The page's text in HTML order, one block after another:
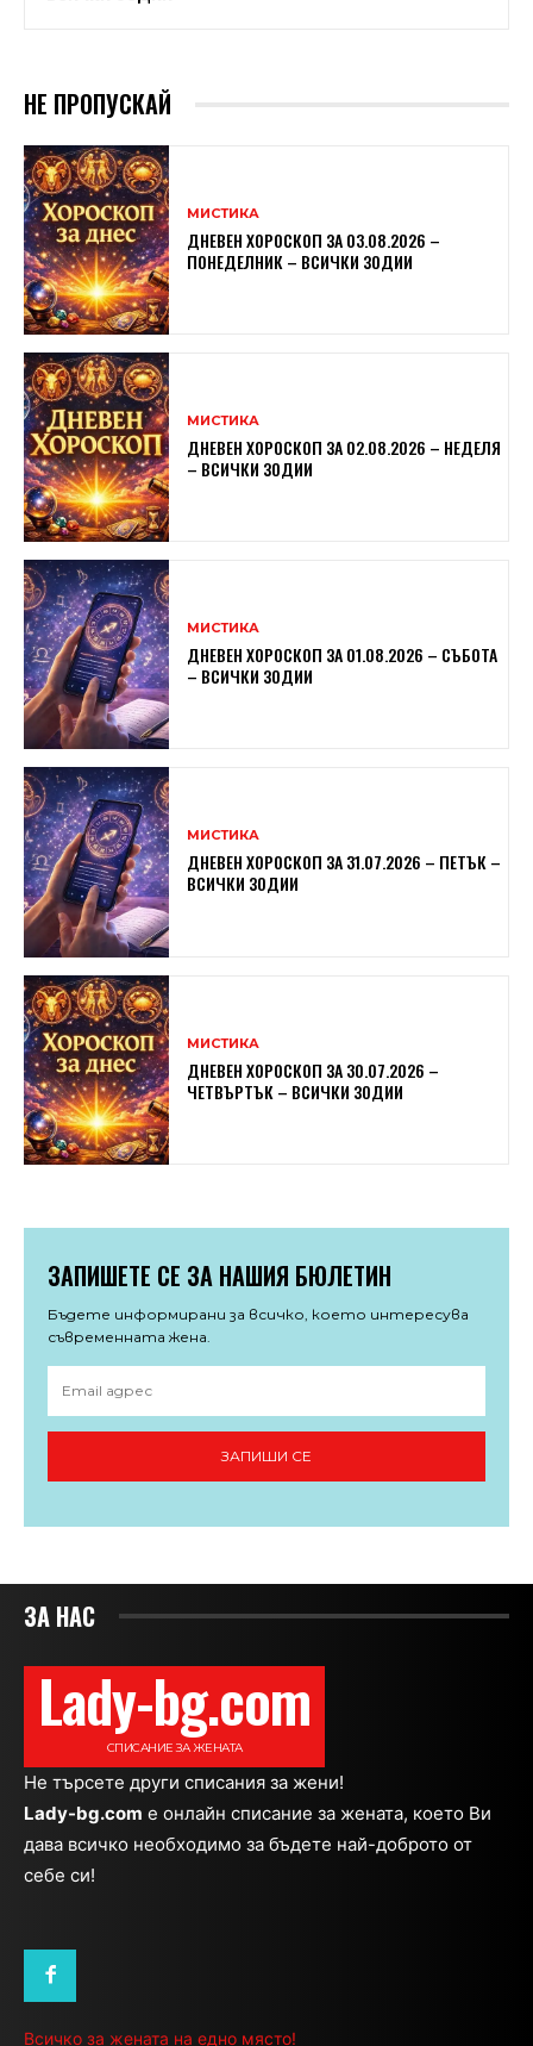
НЕ ПРОПУСКАЙ
МИСТИКА
ДНЕВЕН ХОРОСКОП ЗА 03.08.2026 –
ПОНЕДЕЛНИК – ВСИЧКИ ЗОДИИ
МИСТИКА
ДНЕВЕН ХОРОСКОП ЗА 02.08.2026 – НЕДЕЛЯ
– ВСИЧКИ ЗОДИИ
МИСТИКА
ДНЕВЕН ХОРОСКОП ЗА 01.08.2026 – СЪБОТА
– ВСИЧКИ ЗОДИИ
МИСТИКА
ДНЕВЕН ХОРОСКОП ЗА 31.07.2026 – ПЕТЪК –
ВСИЧКИ ЗОДИИ
МИСТИКА
ДНЕВЕН ХОРОСКОП ЗА 30.07.2026 –
ЧЕТВЪРТЪК – ВСИЧКИ ЗОДИИ
ЗАПИШЕТЕ СЕ ЗА НАШИЯ БЮЛЕТИН
Бъдете информирани за всичко, което интересува
съвременната жена.
ЗАПИШИ СЕ
ЗА НАС
Lady-bg.com
СПИСАНИЕ ЗА ЖЕНАТА
Не търсете други списания за жени!
Lady-bg.com e онлайн списание за жената, което Ви
дава всичко необходимо за бъдете най-доброто от
себе си!
Всичко за жената на едно място!